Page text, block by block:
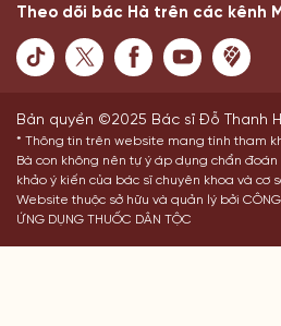
Theo dõi bác Hà trên các kênh
Bản quyền ©2025 Bác sĩ Đỗ Thanh
* Thông tin trên website mang tính tham
Bà con không nên tự ý áp dụng chẩn
khảo ý kiến của bác sĩ chuyên khoa và cơ
Website thuộc sở hữu và quản lý bởi CÔNG
ỨNG DỤNG THUỐC DÂN TỘC